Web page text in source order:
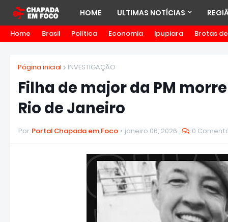
HOME ULTIMAS NOTÍCIAS
Home Brasil Política Economia Ipupiara Brotas
Página inicial INVESTIGAÇÃO
Filha de major da PM
Rio de Janeiro
Por Portal Chapada em Foco janeiro 06, 2026 0